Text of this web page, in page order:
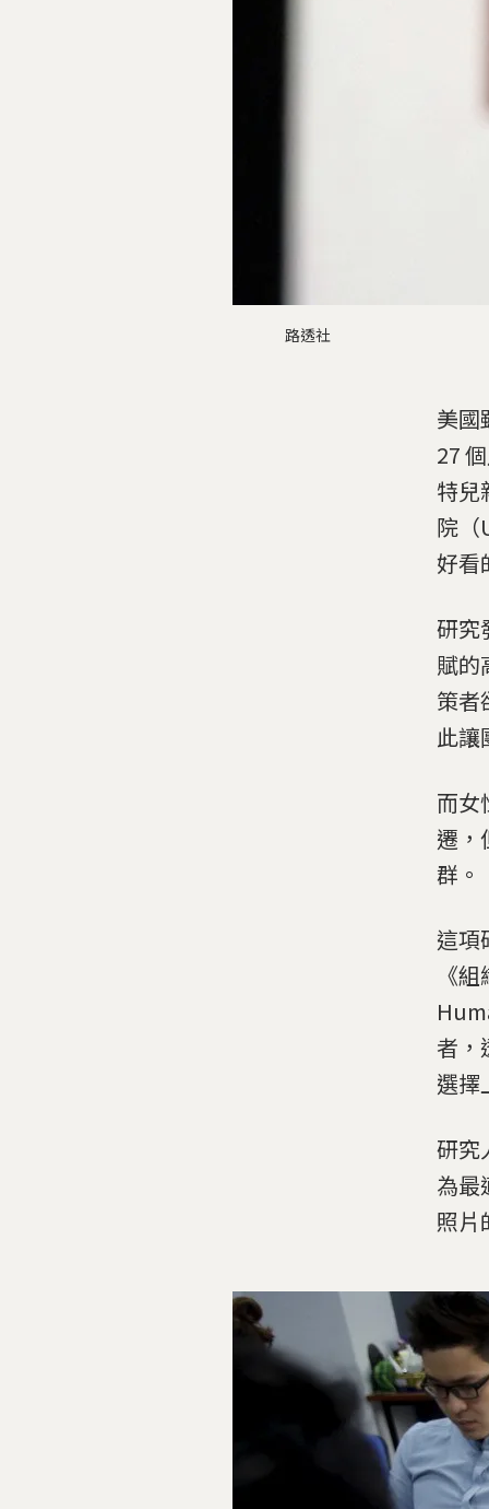
路透社
美國
27
特兒
院（
好看
研究
賦的
策者
此讓
而女
遷，
群。
這項
《
者，
選擇
研究
為最
照片